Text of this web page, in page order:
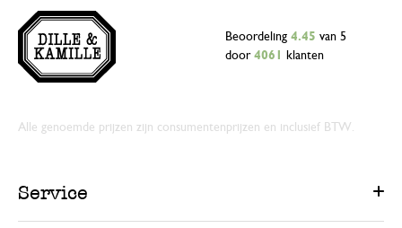
Beoordeling 4.45 van 5
door 4061 klanten
Alle genoemde prijzen zijn consumentenprijzen en inclusief BTW.
Service